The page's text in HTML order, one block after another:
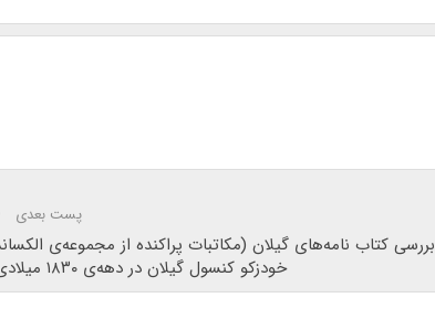
پست بعدی
بررسی کتاب نامه‌های گیلان (مکاتبات پراکنده از مجموعه‌ی
خودزکو کنسول گیلان در دهه‌ی ۱۸۳۰ میلادی)